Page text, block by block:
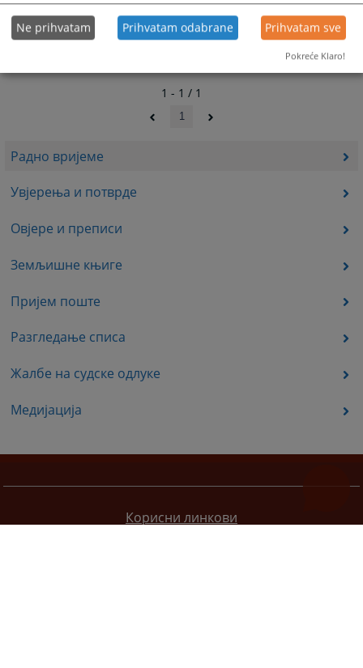
Радно вријеме
Увјерења и потврде
Овјере и преписи
Земљишне књиге
Пријем поште
Разгледање списа
Жалбе на судске одлуке
Медијација
1 - 1 / 1
1
Корисни линкови
Ne prihvatam Prihvatam odabrane Prihvatam sve
Pokreće Klaro!